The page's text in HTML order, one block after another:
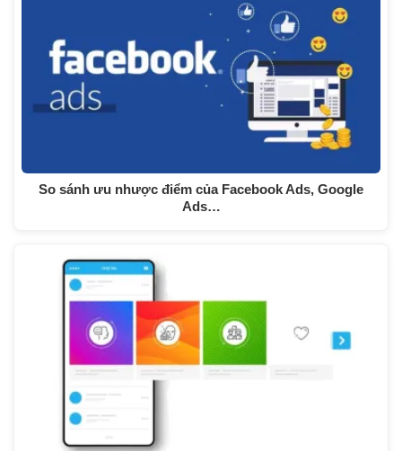
So sánh ưu nhược điểm của Facebook Ads, Google
Ads…